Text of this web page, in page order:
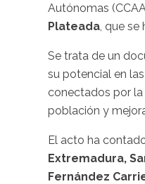
Autónomas
Plateada , que
Se trata de un
su potencial en
conectados por la
población y
El acto ha
Extremadura,
Fernández